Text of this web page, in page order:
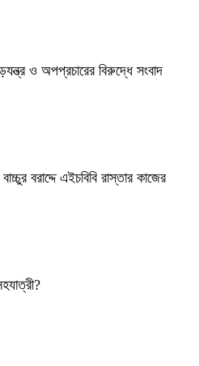
ও অপপ্রচারের বিরুদ্ধে সংবাদ
বরাদ্দে এইচবিবি রাস্তার কাজের